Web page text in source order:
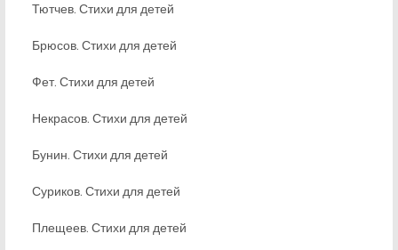
Тютчев. Стихи для детей
Брюсов. Стихи для детей
Фет. Стихи для детей
Некрасов. Стихи для детей
Бунин. Стихи для детей
Суриков. Стихи для детей
Плещеев. Стихи для детей